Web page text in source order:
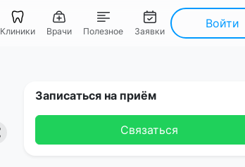
Клиники Врачи Полезное Заявки
Войти
Записаться на приём
Связаться